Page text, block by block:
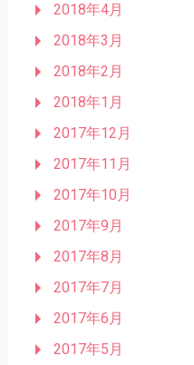
2018年4月
2018年3月
2018年2月
2018年1月
2017年12月
2017年11月
2017年10月
2017年9月
2017年8月
2017年7月
2017年6月
2017年5月